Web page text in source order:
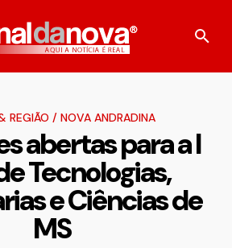
REGIÃO / NOVA ANDRADINA
abertas para a I
Tecnologias,
e Ciências de
MS